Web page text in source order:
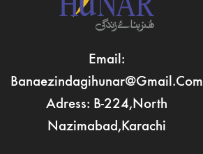
Email:
Banaezindagihunar@gmail.com
Adress: B-224,North
Nazimabad,Karachi